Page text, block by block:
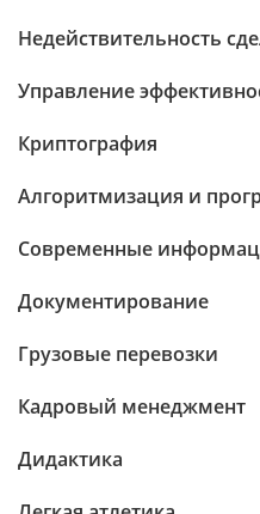
Недействительность
Управление
Криптография
Алгоритмизация и
Современные
Документирование
Грузовые перевозки
Кадровый менеджмент
Дидактика